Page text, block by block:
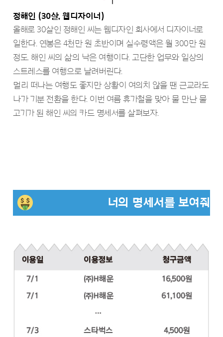
정해인 (30살, 웹디자이너)
올해로 30살인 정해인 씨는 웹디자인 회사에서 디자이너로
일한다. 연봉은 4천만 원 초반이며 실수령액은 월 300만 원
정도. 해인 씨의 삶의 낙은 여행이다. 고단한 업무와 일상의
스트레스를 여행으로 날려버린다.
멀리 떠나는 여행도 좋지만 상황이 여의치 않을 땐 근교라도
나가 기분 전환을 한다. 이번 여름 휴가철을 맞아 물 만난 물
고기가 된 해인 씨의 카드 명세서를 살펴보자.
너의 명세서를 보여줘